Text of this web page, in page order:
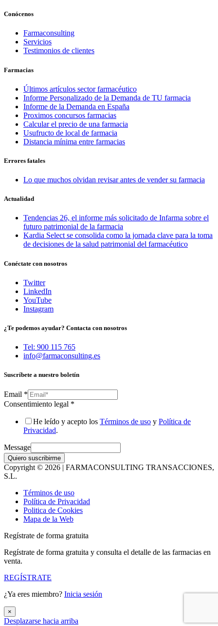
Conócenos
Farmaconsulting
Servicios
Testimonios de clientes
Farmacias
Últimos artículos sector farmacéutico
Informe Personalizado de la Demanda de TU farmacia
Informe de la Demanda en España
Proximos concursos farmacias
Calcular el precio de una farmacia
Usufructo de local de farmacia
Distancia mínima entre farmacias
Errores fatales
Lo que muchos olvidan revisar antes de vender su farmacia
Actualidad
Tendencias 26, el informe más solicitado de Infarma sobre el
futuro patrimonial de la farmacia
Kardia Select se consolida como la jornada clave para la toma
de decisiones de la salud patrimonial del farmacéutico
Conéctate con nosotros
Twitter
LinkedIn
YouTube
Instagram
¿Te podemos ayudar? Contacta con nosotros
Tel: 900 115 765
info@farmaconsulting.es
Suscríbete a nuestro boletín
Email *
Consentimiento legal *
He leído y acepto los Términos de uso y Política de
Privacidad.
Message
Quiero suscribirme
Copyright © 2026 | FARMACONSULTING TRANSACCIONES,
S.L.
Términos de uso
Política de Privacidad
Politica de Cookies
Mapa de la Web
Regístrate de forma gratuita
Regístrate de forma gratuita y consulta el detalle de las farmacias en
venta.
REGÍSTRATE
¿Ya eres miembro? Inicia sesión
×
Desplazarse hacia arriba